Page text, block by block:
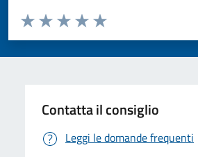
Valuta da 1 a 5 stelle la pagina
Valuta 5 stelle su 5
Valuta 4 stelle su 5
Valuta 3 stelle su 5
Valuta 2 stelle su 5
Valuta 1 stelle su 5
Contatta il consiglio
Leggi le domande frequenti